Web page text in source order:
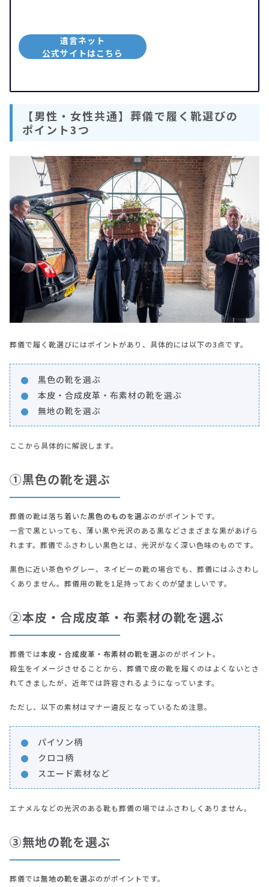
遺言ネット
公式サイトはこちら
【男性・女性共通】葬儀で履く靴選びの
ポイント3つ
葬儀で履く靴選びにはポイントがあり、具体的には以下の3点です。
黒色の靴を選ぶ
本皮・合成皮革・布素材の靴を選ぶ
無地の靴を選ぶ
ここから具体的に解説します。
①黒色の靴を選ぶ
葬儀の靴は落ち着いた黒色のものを選ぶのがポイントです。
一言で黒といっても、薄い黒や光沢のある黒などさまざまな黒があげら
れます。葬儀でふさわしい黒色とは、光沢がなく深い色味のものです。
黒色に近い茶色やグレー、ネイビーの靴の場合でも、葬儀にはふさわし
くありません。葬儀用の靴を1足持っておくのが望ましいです。
②本皮・合成皮革・布素材の靴を選ぶ
葬儀では本皮・合成皮革・布素材の靴を選ぶのがポイント。
殺生をイメージさせることから、葬儀で皮の靴を履くのはよくないとさ
れてきましたが、近年では許容されるようになっています。
ただし、以下の素材はマナー違反となっているため注意。
パイソン柄
クロコ柄
スエード素材など
エナメルなどの光沢のある靴も葬儀の場ではふさわしくありません。
③無地の靴を選ぶ
葬儀では無地の靴を選ぶのがポイントです。